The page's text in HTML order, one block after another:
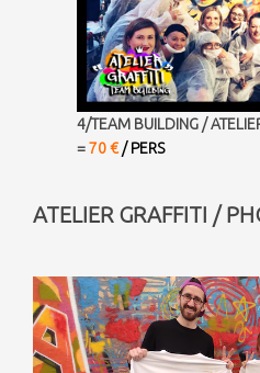
4/TEAM BUILDING /
=70 € / PERS
ATELIER GRAFFITI /